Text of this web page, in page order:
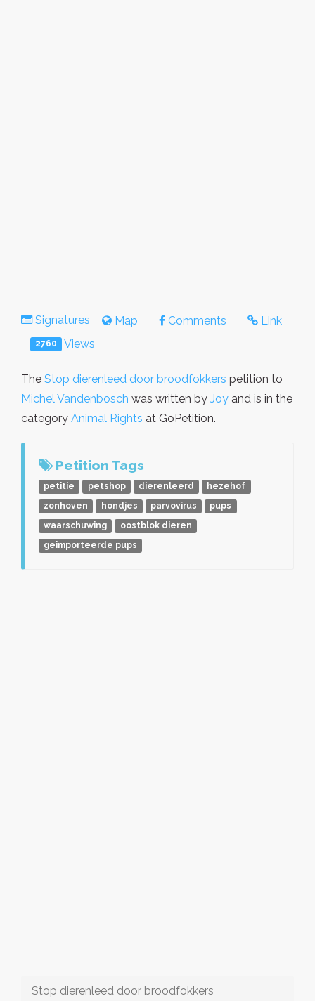
Signatures Map Comments Link
2760 Views
The Stop dierenleed door broodfokkers petition to
Michel Vandenbosch was written by Joy and is in the
category Animal Rights at GoPetition.
Petition Tags
petitie petshop dierenleerd
hezehof
zonhoven
hondjes parvovirus
pups
waarschuwing
oostblok dieren
geimporteerde pups
Stop dierenleed door broodfokkers